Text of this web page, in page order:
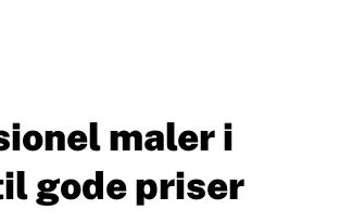
maler i
gode priser